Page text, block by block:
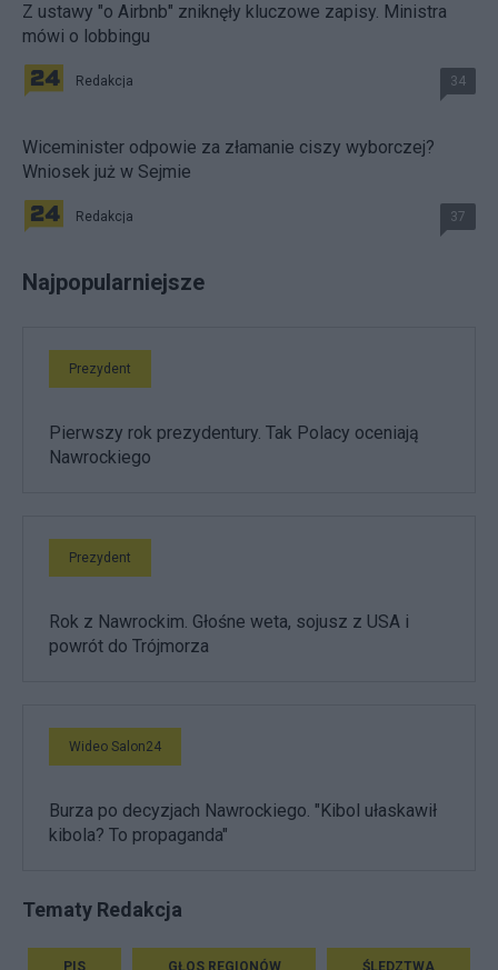
Z ustawy "o Airbnb" zniknęły kluczowe zapisy. Ministra
mówi o lobbingu
Redakcja 34
Wiceminister odpowie za złamanie ciszy wyborczej?
Wniosek już w Sejmie
Redakcja 37
Najpopularniejsze
Prezydent
Pierwszy rok prezydentury. Tak Polacy oceniają
Nawrockiego
Prezydent
Rok z Nawrockim. Głośne weta, sojusz z USA i
powrót do Trójmorza
Wideo Salon24
Burza po decyzjach Nawrockiego. "Kibol ułaskawił
kibola? To propaganda"
Tematy Redakcja
PIS GŁOS REGIONÓW ŚLEDZTWA